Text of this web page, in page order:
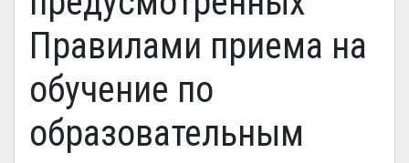
Правилами приема на
обучение по
образовательным